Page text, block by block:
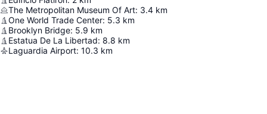
The Metropolitan Museum Of Art: 3.4 km
One World Trade Center: 5.3 km
Brooklyn Bridge: 5.9 km
Estatua De La Libertad: 8.8 km
Laguardia Airport: 10.3 km